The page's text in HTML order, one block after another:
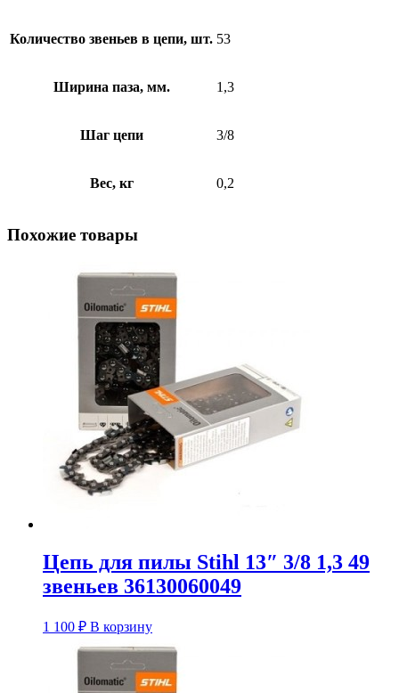
Количество звеньев в цепи, шт. 53
Ширина паза, мм. 1,3
Шаг цепи 3/8
Вес, кг 0,2
Похожие товары
Цепь для пилы Stihl 13″ 3/8 1,3 49
звеньев 36130060049
1 100 ₽ В корзину